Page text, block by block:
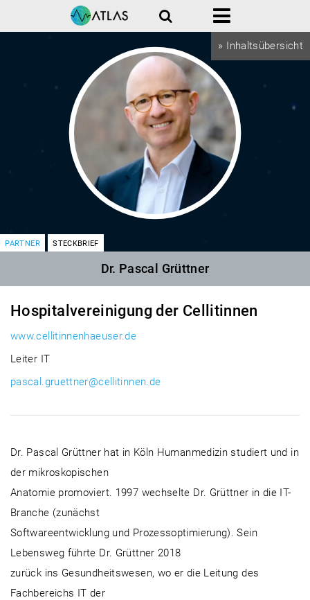
» Inhaltsübersicht
Suche Menü
PARTNER STECKBRIEF
Dr. Pascal Grüttner
Hospitalvereinigung der Cellitinnen
www.cellitinnenhaeuser.de
Leiter IT
pascal.gruettner@cellitinnen.de
Dr. Pascal Grüttner hat in Köln Humanmedizin studiert und in
der mikroskopischen
Anatomie promoviert. 1997 wechselte Dr. Grüttner in die IT-
Branche (zunächst
Softwareentwicklung und Prozessoptimierung). Sein
Lebensweg führte Dr. Grüttner 2018
zurück ins Gesundheitswesen, wo er die Leitung des
Fachbereichs IT der